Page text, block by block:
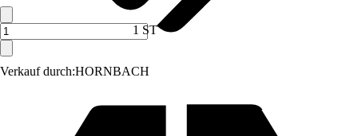
Verkauf durch:HORNBACH
1 ST